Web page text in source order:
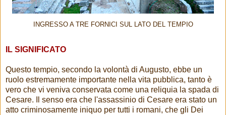
INGRESSO A TRE FORNICI SUL LATO DEL TEMPIO
IL SIGNIFICATO
Questo tempio, secondo la volontà di Augusto, ebbe un
ruolo estremamente importante nella vita pubblica, tanto è
vero che vi veniva conservata come una reliquia la spada di
Cesare. Il senso era che l'assassinio di Cesare era stato un
atto criminosamente iniquo per tutti i romani, che gli Dei